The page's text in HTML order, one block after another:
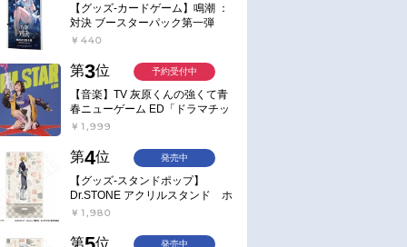
【グッズ-カードゲーム】鳴潮 ：
対決 ブースターパック第一弾
【ポイント2倍】
￥440
第3位
【音楽】TV 灰原くんの強くて青
春ニューゲーム ED「ドラマチッ
ク逃避行」収録シングル AIM
￥1,999
予約受付中
第4位
【グッズ-スタンドポップ】
Dr.STONE アクリルスタンド ホ
ワイマンといっしょver. スタン
￥1,980
発売中
第 位 発売中